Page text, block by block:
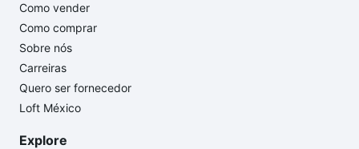
Como vender
Como comprar
Sobre nós
Carreiras
Quero ser fornecedor
Loft México
Explore